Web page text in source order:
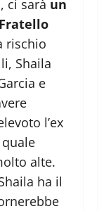
ci sarà un
rischio
Shaila
e
l’ex
alte.
ha il